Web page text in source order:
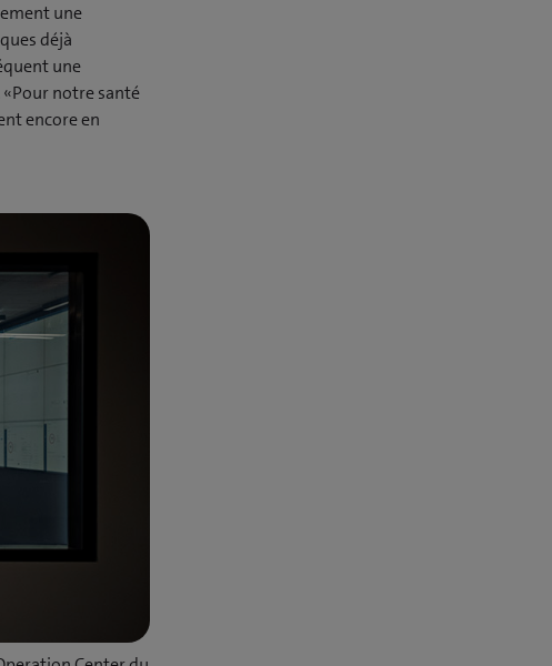
une
déjà
une
notre santé
encore en